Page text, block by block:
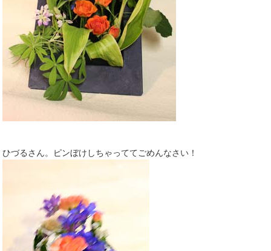
ひづるさん。ピンぼけしちゃっててごめんなさい！